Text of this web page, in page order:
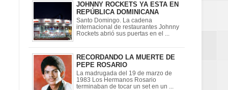
JOHNNY ROCKETS YA ESTA EN
REPÚBLICA DOMINICANA
Santo Domingo. La cadena
internacional de restaurantes Johnny
Rockets abrió sus puertas en el ...
RECORDANDO LA MUERTE DE
PEPE ROSARIO
La madrugada del 19 de marzo de
1983 Los Hermanos Rosario
terminaban de tocar un set en un ...